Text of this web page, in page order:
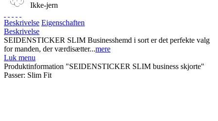
Ikke-jern
Beskrivelse Eigenschaften
Beskrivelse
SEIDENSTICKER SLIM Businesshemd i sort er det perfekte valg
for manden, der værdisætter...mere
Luk menu
Produktinformation "SEIDENSTICKER SLIM business skjorte"
Passer: Slim Fit